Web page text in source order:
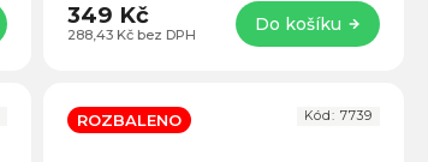
288,43 Kč bez DPH
349 Kč Do košíku
ROZBALENO Kód: 7739